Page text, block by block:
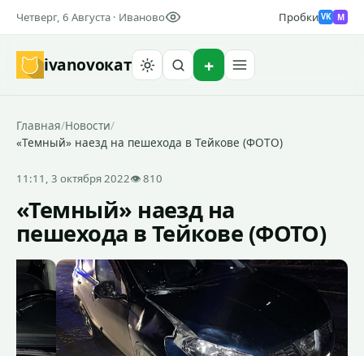
Четверг, 6 Августа · Иваново Пробки VK M
ivanovoкат
Главная/Новости/
«Темный» наезд на пешехода в Тейкове (ФОТО)
11:11, 3 октября 2022👁 810
«Темный» наезд на
пешехода в Тейкове (ФОТО)